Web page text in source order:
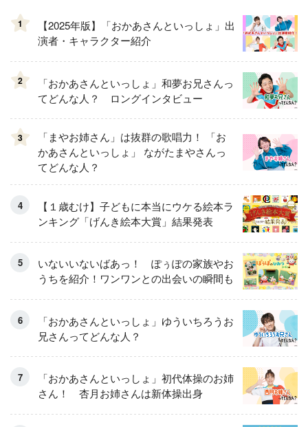
1
【2025年版】「おかあさんといっしょ」出
演者・キャラクター紹介
2
「おかあさんといっしょ」和夢お兄さんっ
てどんな人？ ロングインタビュー
3
「まやお姉さん」は抜群の歌唱力！ 「お
かあさんといっしょ」 ながたまやさんっ
てどんな人？
【１歳むけ】子どもに本当にウケる絵本ラ
ンキング「げんき絵本大賞」結果発表
いないいないばあっ！ ぽぅぽの家族やお
うちを紹介！ワンワンとの出会いの瞬間も
「おかあさんといっしょ」ゆういちろうお
兄さんってどんな人？
「おかあさんといっしょ」初代体操のお姉
さん！ 杏月お姉さんは新体操出身